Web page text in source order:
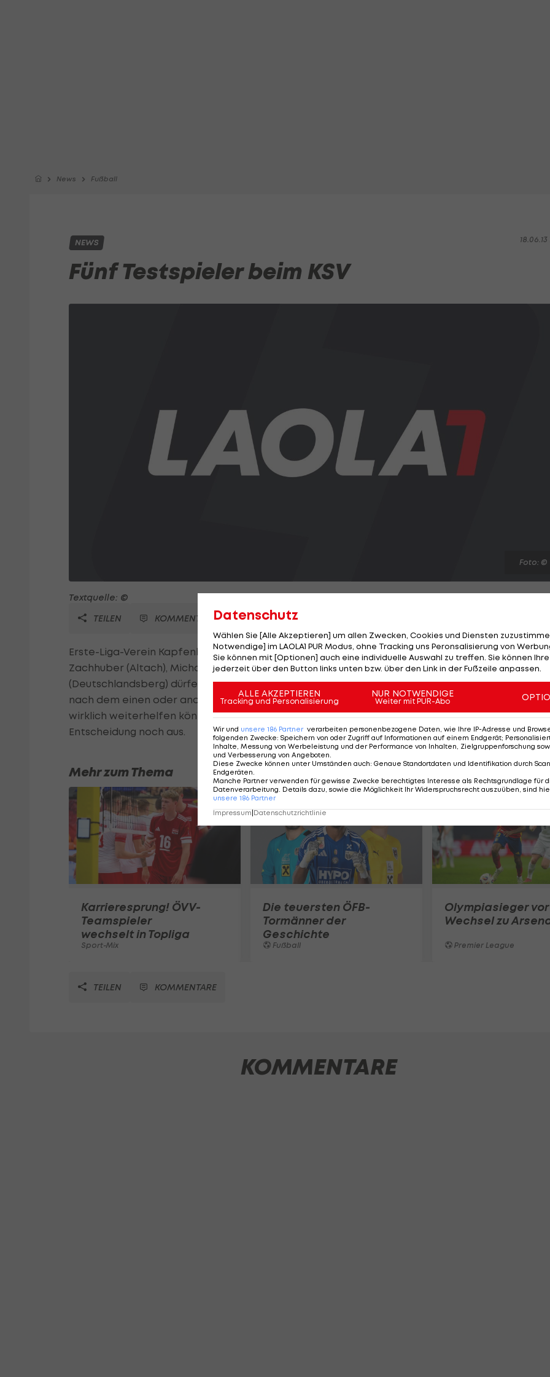
News Fußball
18.06.13
NEWS
Fünf Testspieler beim KSV
Foto: ©
Textquelle: ©
TEILEN
KOMMENTARE
Erste-Liga-Verein Kapfenberg testet fünf Spieler. Matthias Maak (zuletzt Wiener Neustadt),
Zachhuber (Altach), Michal Jadron (MSK Zilina), Michael Noggler (DSV Leoben) und Mato Vrdoljak
(Deutschlandsberg) dürfen bei Trainer Kurt Russ vorspielen. "Wir sind zwar noch auf der Suche
nach dem einen oder anderen Spieler, aber wir werden natürlich nur Spieler holen, die uns
wirklich weiterhelfen können", stellt der Coach klar. Bezüglich Joachim Standfest steht eine
Entscheidung noch aus.
Mehr zum Thema
Karrieresprung! ÖVV-
Teamspieler
wechselt in Topliga
Sport-Mix
Die teuersten ÖFB-
Tormänner der
Geschichte
Fußball
Olympiasieger vor
Wechsel zu
Premier League
TEILEN KOMMENTARE
KOMMENTARE
Datenschutz
Wählen Sie [Alle Akzeptieren] um allen Zwecken, Cookies und Diensten
Notwendige] im LAOLA1 PUR Modus, ohne Tracking uns Peronsalisierung von
Sie können mit [Optionen] auch eine individuelle Auswahl zu treffen. Sie können
jederzeit über den Button links unten bzw. über den Link in der Fußzeile anpassen.
ALLE AKZEPTIEREN
Tracking und Personalisierung
NUR NOTWENDIGE
Weiter mit PUR-Abo
Wir und unsere 186 Partner verarbeiten personenbezogene Daten, wie Ihre IP-Adresse und
folgenden Zwecke: Speichern von oder Zugriff auf Informationen auf einem Endgerät;
Inhalte, Messung von Werbeleistung und der Performance von Inhalten, Zielgruppenforschung
und Verbesserung von Angeboten
Diese Zwecke können unter Umständen auch: Genaue Standortdaten und Identifikation durch
Endgeräten
Manche Partner verwenden für gewisse Zwecke berechtigtes Interesse als Rechtsgrundlage für
Datenverarbeitung. Details dazu, sowie die Möglichkeit Ihr Widerspruchsrecht auszuüben, sind
unsere 186 Partner
Impressum|Datenschutzrichtlinie